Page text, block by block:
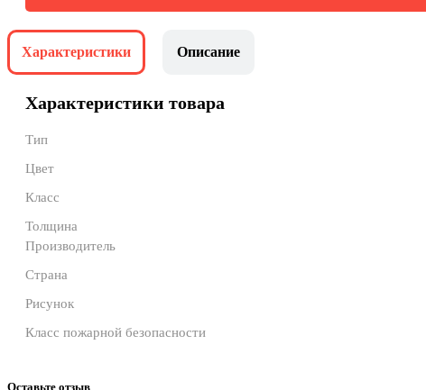
Характеристики Описание
Характеристики товара
Тип
Цвет
Класс
Толщина
Производитель
Страна
Рисунок
Класс пожарной безопасности
Оставьте отзыв